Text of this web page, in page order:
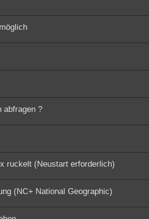
abfragen ?
ruckelt (Neustart erforderlich)
(NC+ National Geographic)